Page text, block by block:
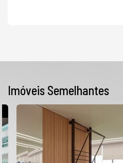
Imóveis Semelhantes